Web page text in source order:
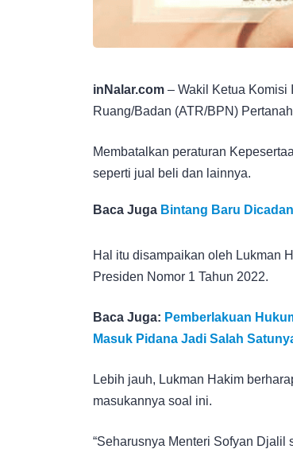
inNalar.com – Wakil Ketua Komisi
Ruang/Badan (ATR/BPN)
Membatalkan peraturan
seperti jual beli dan lainnya.
Baca Juga Bintang Baru
Hal itu disampaikan oleh Lukman
Presiden Nomor 1 Tahun 2022.
Baca Juga: Pemberlakuan
Masuk Pidana Jadi Salah
Lebih jauh, Lukman Hakim
masukannya soal ini.
“Seharusnya Menteri Sofyan Djalil